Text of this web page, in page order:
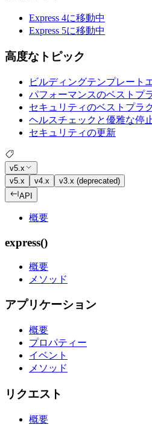
Express 4に移動中
Express 5に移動中
高度なトピック
ビルディングテンプレート
パフォーマンスのベストプ
セキュリティのベストプラ
ヘルスチェックと優雅な停
セキュリティの更新
v5.x
v5.x
v4.x
v3.x (deprecated)
API
概要
express()
概要
メソッド
アプリケーション
概要
プロパティー
イベント
メソッド
リクエスト
概要